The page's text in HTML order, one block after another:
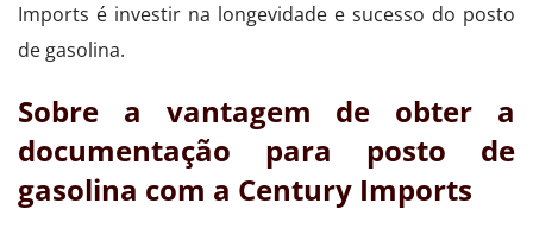
Imports é investir na longevidade e sucesso do posto
de gasolina.
Sobre a vantagem de obter a
documentação para posto de
gasolina com a Century Imports